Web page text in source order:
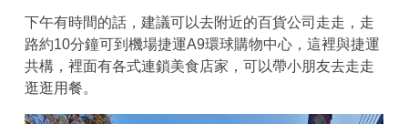
下午有時間的話，建議可以去附近的百貨公司走走，走
路約10分鐘可到機場捷運A9環球購物中心，這裡與捷運
共構，裡面有各式連鎖美食店家，可以帶小朋友去走走
逛逛用餐。